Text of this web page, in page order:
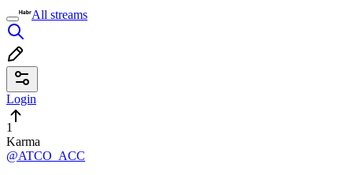
All streams
Login
1
Karma
@ATCO_ACC